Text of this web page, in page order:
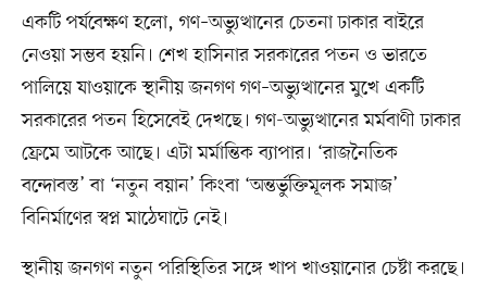
একটি পর্যবেক্ষণ হলো, গণ–অভ্যুত্থানের চেতনা ঢাকার বাইরে
নেওয়া সম্ভব হয়নি। শেখ হাসিনার সরকারের পতন ও ভারতে
পালিয়ে যাওয়াকে স্থানীয় জনগণ গণ–অভ্যুত্থানের মুখে একটি
সরকারের পতন হিসেবেই দেখছে। গণ-অভ্যুত্থানের মর্মবাণী ঢাকার
ফ্রেমে আটকে আছে। এটা মর্মান্তিক ব্যাপার। ‘রাজনৈতিক
বন্দোবস্ত’ বা ‘নতুন বয়ান’ কিংবা ‘অন্তর্ভুক্তিমূলক সমাজ’
বিনির্মাণের স্বপ্ন মাঠেঘাটে নেই।
স্থানীয় জনগণ নতুন পরিস্থিতির সঙ্গে খাপ খাওয়ানোর চেষ্টা করছে।